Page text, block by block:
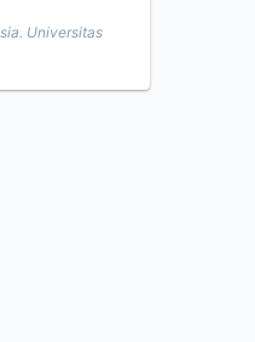
Universitas